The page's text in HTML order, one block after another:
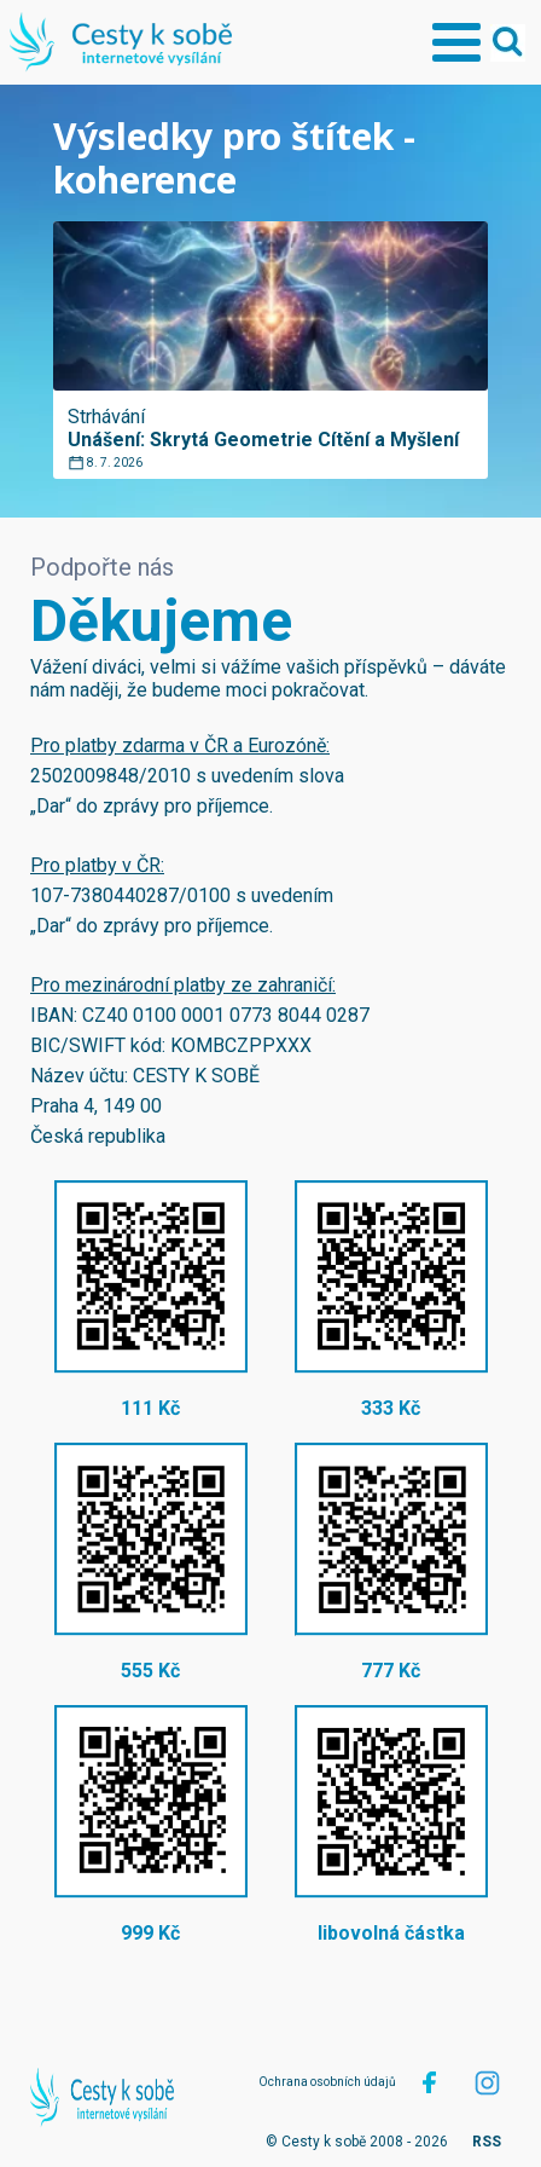
Výsledky pro štítek -
koherence
Strhávání
Unášení: Skrytá Geometrie Cítění a Myšlení
8. 7. 2026
Podpořte nás
Děkujeme
Vážení diváci, velmi si vážíme vašich příspěvků – dáváte
nám naději, že budeme moci pokračovat.
Pro platby zdarma v ČR a Eurozóně:
2502009848/2010 s uvedením slova
„Dar“ do zprávy pro příjemce.
Pro platby v ČR:
107-7380440287/0100 s uvedením
„Dar“ do zprávy pro příjemce.
Pro mezinárodní platby ze zahraničí:
IBAN: CZ40 0100 0001 0773 8044 0287
BIC/SWIFT kód: KOMBCZPPXXX
Název účtu: CESTY K SOBĚ
Praha 4, 149 00
Česká republika
111 Kč 333 Kč
555 Kč 777 Kč
999 Kč libovolná částka
Ochrana osobních údajů
© Cesty k sobě 2008 - 2026 RSS